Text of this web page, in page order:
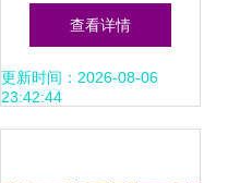
赁服务 为您的舞台
精彩时刻增添专业
查看详情
更新时间：2026-08-06
23:42:44